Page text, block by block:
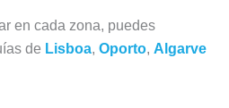
en cada zona, puedes
de Lisboa, Oporto, Algarve